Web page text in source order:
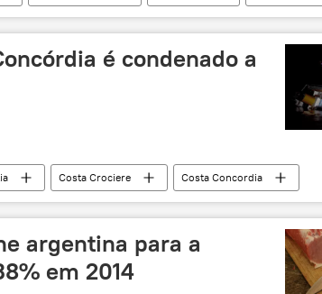
é condenado a
Costa Crociere
Costa Concordia
argentina para a
em 2014